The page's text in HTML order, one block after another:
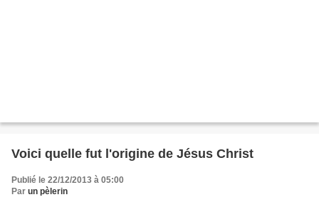
Voici quelle fut l'origine de Jésus Christ
Publié le 22/12/2013 à 05:00
Par un pèlerin